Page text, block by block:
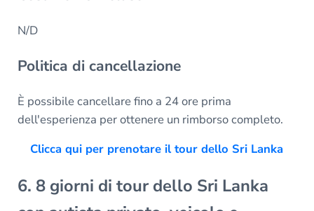
N/D
Politica di cancellazione
È possibile cancellare fino a 24 ore prima
dell'esperienza per ottenere un rimborso completo.
Clicca qui per prenotare il tour dello Sri Lanka
6. 8 giorni di tour dello Sri Lanka